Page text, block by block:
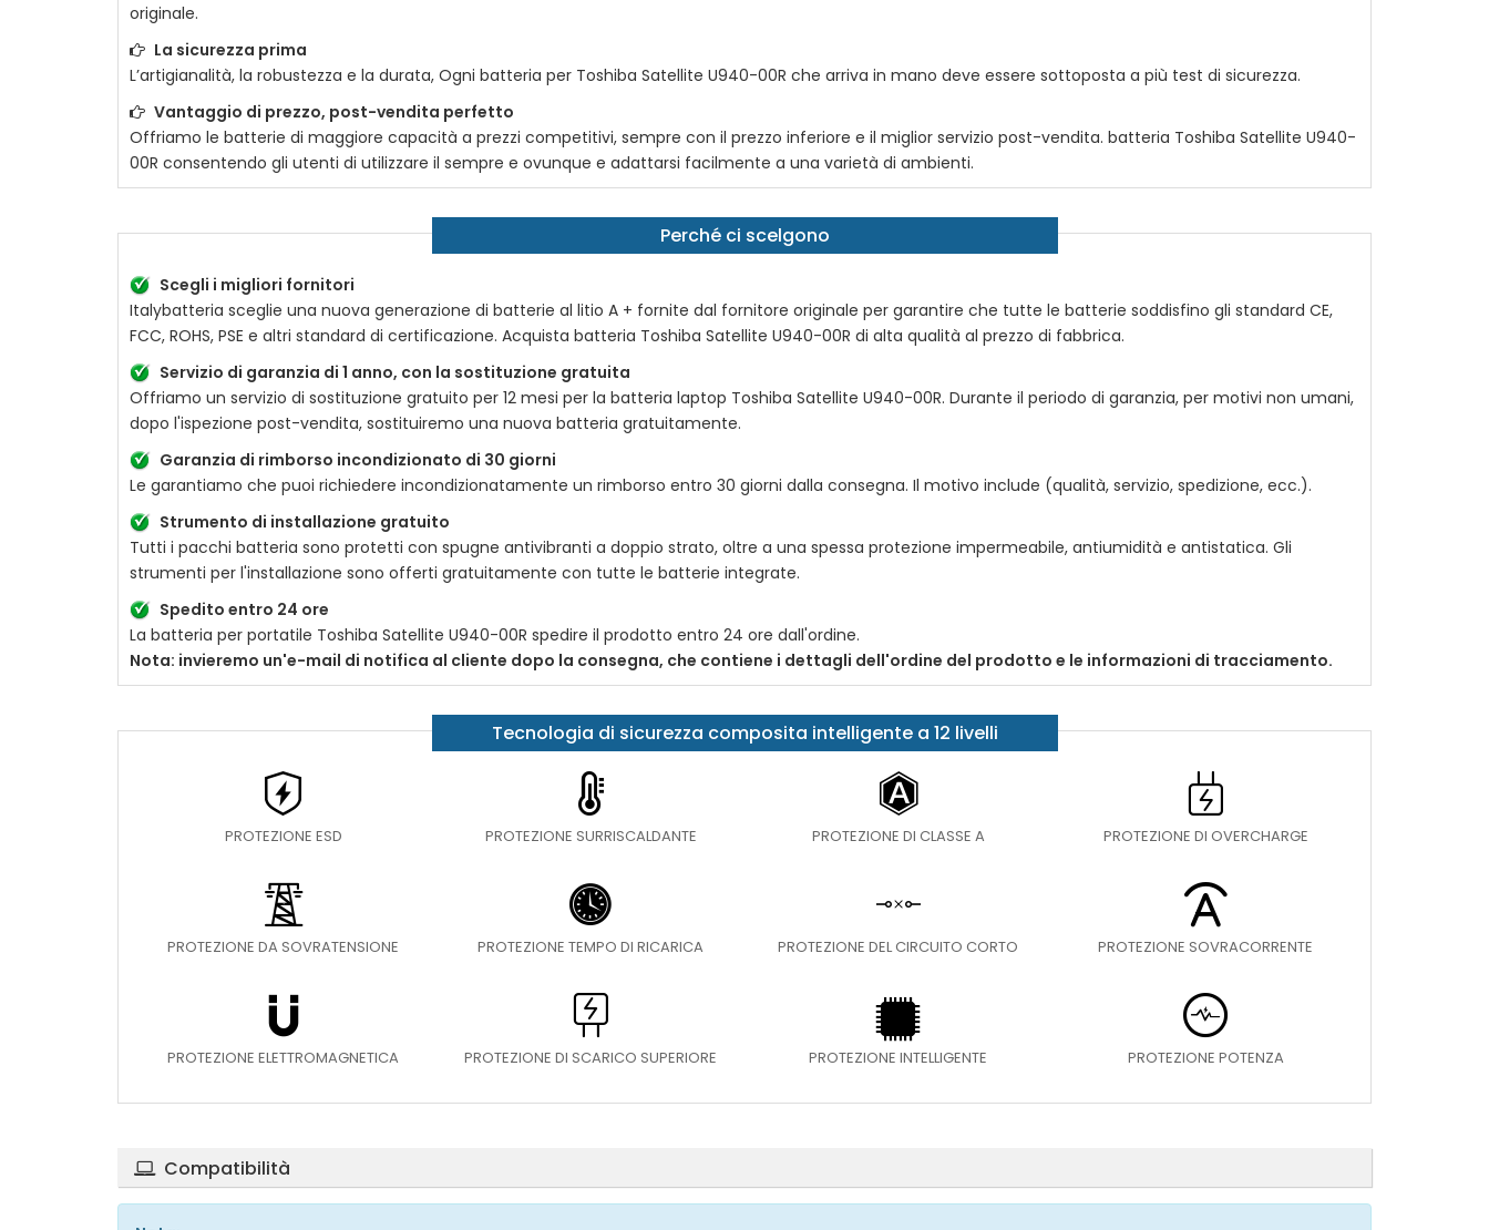
originale.
La sicurezza prima
L’artigianalità, la robustezza e la durata, Ogni batteria per Toshiba Satellite U940-00R che arriva in mano deve essere sottoposta a più test di sicurezza.
Vantaggio di prezzo, post-vendita perfetto
Offriamo le batterie di maggiore capacità a prezzi competitivi, sempre con il prezzo inferiore e il miglior servizio post-vendita. batteria Toshiba Satellite U940-
00R consentendo gli utenti di utilizzare il sempre e ovunque e adattarsi facilmente a una varietà di ambienti.
Perché ci scelgono
Scegli i migliori fornitori
Italybatteria sceglie una nuova generazione di batterie al litio A + fornite dal fornitore originale per garantire che tutte le batterie soddisfino gli standard CE,
FCC, ROHS, PSE e altri standard di certificazione. Acquista batteria Toshiba Satellite U940-00R di alta qualità al prezzo di fabbrica.
Servizio di garanzia di 1 anno, con la sostituzione gratuita
Offriamo un servizio di sostituzione gratuito per 12 mesi per la batteria laptop Toshiba Satellite U940-00R. Durante il periodo di garanzia, per motivi non umani,
dopo l'ispezione post-vendita, sostituiremo una nuova batteria gratuitamente.
Garanzia di rimborso incondizionato di 30 giorni
Le garantiamo che puoi richiedere incondizionatamente un rimborso entro 30 giorni dalla consegna. Il motivo include (qualità, servizio, spedizione, ecc.).
Strumento di installazione gratuito
Tutti i pacchi batteria sono protetti con spugne antivibranti a doppio strato, oltre a una spessa protezione impermeabile, antiumidità e antistatica. Gli
strumenti per l'installazione sono offerti gratuitamente con tutte le batterie integrate.
Spedito entro 24 ore
La batteria per portatile Toshiba Satellite U940-00R spedire il prodotto entro 24 ore dall'ordine.
Nota: invieremo un'e-mail di notifica al cliente dopo la consegna, che contiene i dettagli dell'ordine del prodotto e le informazioni di tracciamento.
Tecnologia di sicurezza composita intelligente a 12 livelli
PROTEZIONE ESD PROTEZIONE SURRISCALDANTE PROTEZIONE DI CLASSE A PROTEZIONE DI OVERCHARGE
PROTEZIONE DA SOVRATENSIONE PROTEZIONE TEMPO DI RICARICA PROTEZIONE DEL CIRCUITO CORTO PROTEZIONE SOVRACORRENTE
PROTEZIONE ELETTROMAGNETICA PROTEZIONE DI SCARICO SUPERIORE PROTEZIONE INTELLIGENTE PROTEZIONE POTENZA
Compatibilità